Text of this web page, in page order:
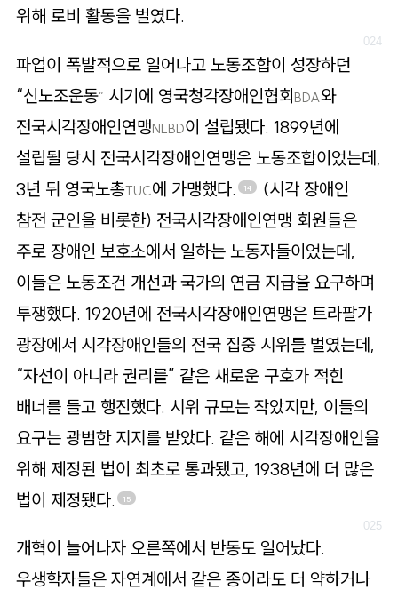
위해 로비 활동을 벌였다.
파업이 폭발적으로 일어나고 노동조합이 성장하던
“신노조운동” 시기에 영국청각장애인협회BDA와
전국시각장애인연맹NLBD이 설립됐다. 1899년에
설립될 당시 전국시각장애인연맹은 노동조합이었는데,
3년 뒤 영국노총TUC에 가맹했다. 14
(시각 장애인
참전 군인을 비롯한) 전국시각장애인연맹 회원들은
주로 장애인 보호소에서 일하는 노동자들이었는데,
이들은 노동조건 개선과 국가의 연금 지급을 요구하며
투쟁했다. 1920년에 전국시각장애인연맹은 트라팔가
광장에서 시각장애인들의 전국 집중 시위를 벌였는데,
“자선이 아니라 권리를” 같은 새로운 구호가 적힌
배너를 들고 행진했다. 시위 규모는 작았지만, 이들의
요구는 광범한 지지를 받았다. 같은 해에 시각장애인을
위해 제정된 법이 최초로 통과됐고, 1938년에 더 많은
법이 제정됐다.
15
개혁이 늘어나자 오른쪽에서 반동도 일어났다.
우생학자들은 자연계에서 같은 종이라도 더 약하거나